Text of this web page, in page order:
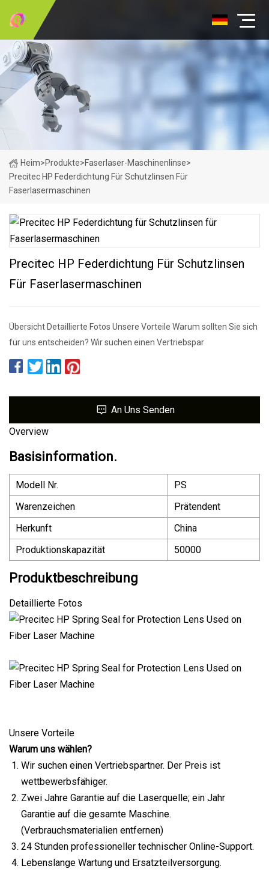
Heim>Produkte>Faserlaser-Maschinenlinse>
Precitec HP Federdichtung Für Schutzlinsen Für
Faserlasermaschinen
Precitec HP Federdichtung Für Schutzlinsen
Für Faserlasermaschinen
Übersicht Detaillierte Fotos Unsere Vorteile Warum sollten Sie sich
für uns entscheiden? Wir suchen einen Vertriebspar
An Uns Senden
Overview
Basisinformation.
Modell Nr.
PS
Warenzeichen
Prätendent
Herkunft
China
Produktionskapazität
50000
Produktbeschreibung
Detaillierte Fotos
Unsere Vorteile
Warum uns wählen?
Wir suchen einen Vertriebspartner. Der Preis ist
wettbewerbsfähiger.
Zwei Jahre Garantie auf die Laserquelle; ein Jahr
Garantie auf die gesamte Maschine.
(Verbrauchsmaterialien entfernen)
24 Stunden professioneller technischer Online-Support.
Lebenslange Wartung und Ersatzteilversorgung.